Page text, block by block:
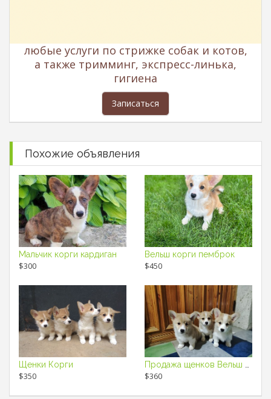
любые услуги по стрижке собак и котов,
а также тримминг, экспресс-линька,
гигиена
Записаться
Похожие объявления
Мальчик корги кардиган
$300
Вельш корги пемброк
$450
Щенки Корги
$350 $360